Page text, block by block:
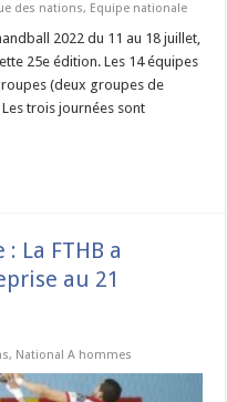
des nations, Equipe nationale
2022 du 11 au 18 juillet,
25e édition. Les 14 équipes
(deux groupes de
trois journées sont
La FTHB a
au 21
, National A hommes